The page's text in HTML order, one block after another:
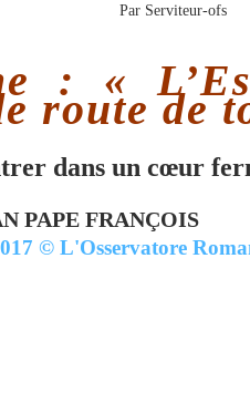
Par Serviteur-ofs
: «
route de
dans un cœur
PAPE FRANÇOIS